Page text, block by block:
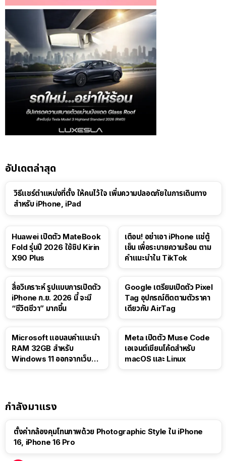
อัปเดตล่าสุด
วิธีแชร์ตำแหน่งที่ตั้ง ให้คนไว้ใจ เพิ่มความปลอดภัยในการเดินทาง
สำหรับ iPhone, iPad
Huawei เปิดตัว MateBook
Fold รุ่นปี 2026 ใช้ชิป Kirin
X90 Plus
เตือน! อย่าเอา iPhone แช่ตู้
เย็น เพื่อระบายความร้อน ตาม
คำแนะนำใน TikTok
สื่อวิเคราะห์ รูปแบบการเปิดตัว
iPhone ก.ย. 2026 นี้ จะมี
“ชีวิตชีวา” มากขึ้น
Google เตรียมเปิดตัว Pixel
Tag อุปกรณ์ติดตามตัวราคา
เดียวกับ AirTag
Microsoft แอบลบคำแนะนำ
RAM 32GB สำหรับ
Windows 11 ออกจากเว็บตัว
Meta เปิดตัว Muse Code
เอเจนต์เขียนโค้ดสำหรับ
macOS และ Linux
กำลังมาแรง
ตั้งค่ากล้องคุมโทนภาพด้วย Photographic Style ใน iPhone
16, iPhone 16 Pro